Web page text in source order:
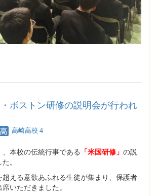
ボストン研修の説明会が行われ
高崎高校４
、本校の伝統行事である 「米国研修」 の説
。
える意欲あふれる生徒が集まり、保護者
いただきました。